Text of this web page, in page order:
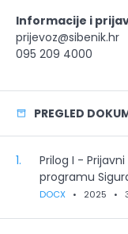
Informacije i
prijevoz@sibenik.hr
095 209 4000
PREGLED
1.
Prilog I -
programu
DOCX • 2025 •